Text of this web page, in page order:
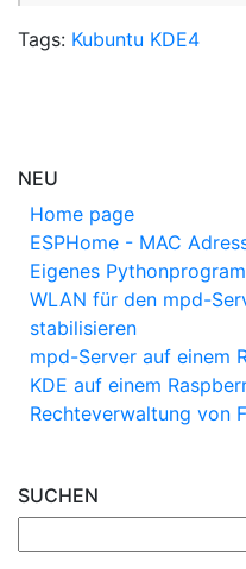
Tags: Kubuntu KDE4
NEU
Home page
ESPHome - MAC
Eigenes
WLAN für den mpd-
stabilisieren
mpd-Server auf einem
KDE auf einem
Rechteverwaltung von
SUCHEN